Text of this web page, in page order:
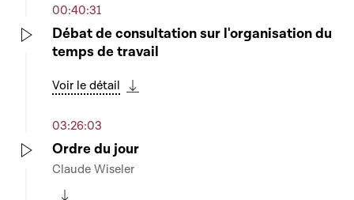
00:40:31
Débat de consultation sur l'organisation du
temps de travail
Voir le détail
03:26:03
Ordre du jour
Claude Wiseler